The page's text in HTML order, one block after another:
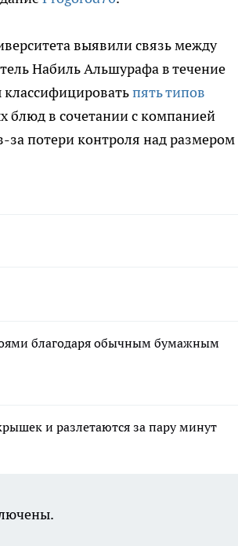
выявили связь между
Набиль Альшурафа в течение
классифицироватьпять типов
блюд в сочетании с компанией
за потери контроля над размером
благодаря обычным бумажным
и разлетаются за пару минут